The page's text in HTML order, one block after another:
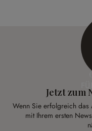
Jetzt zum
Wenn Sie erfolgreich das
mit Ihrem ersten